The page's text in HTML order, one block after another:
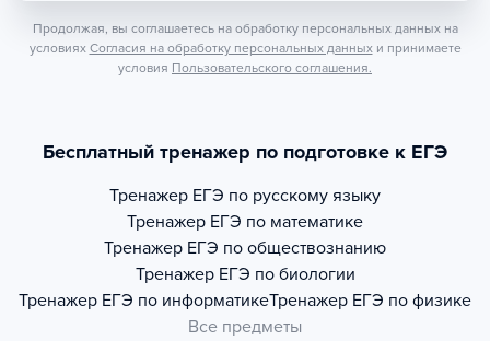
Продолжая, вы соглашаетесь на обработку персональных данных на
условиях Согласия на обработку персональных данных и принимаете
условия Пользовательского соглашения.
Бесплатный тренажер по подготовке к ЕГЭ
Тренажер ЕГЭ по русскому языку
Тренажер ЕГЭ по математике
Тренажер ЕГЭ по обществознанию
Тренажер ЕГЭ по биологии
Тренажер ЕГЭ по информатикеТренажер ЕГЭ по физике
Все предметы